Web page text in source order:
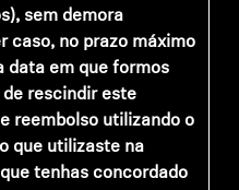
sem demora
caso, no prazo máximo
data em que formos
rescindir este
reembolso utilizando o
que utilizaste na
tenhas concordado